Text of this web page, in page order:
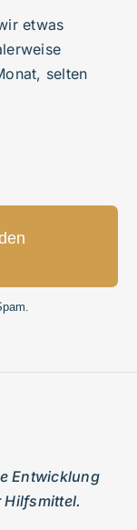
etwas
selten
Entwicklung